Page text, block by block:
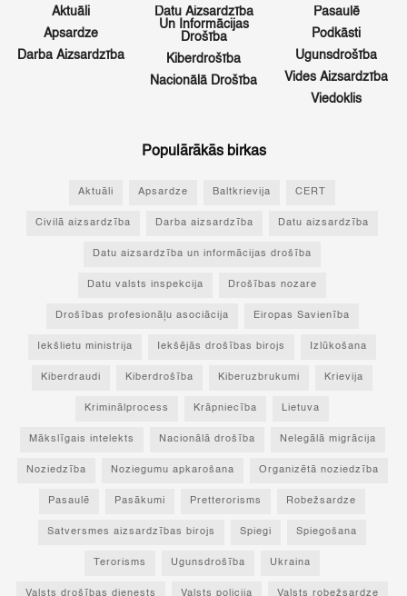
Aktuāli
Apsardze
Darba Aizsardzība
Datu Aizsardzība
Un Informācijas
Drošība
Kiberdrošība
Nacionālā Drošība
Pasaulē
Podkāsti
Ugunsdrošība
Vides Aizsardzība
Viedoklis
Populārākās birkas
Aktuāli Apsardze Baltkrievija CERT
Civilā aizsardzība Darba aizsardzība Datu aizsardzība
Datu aizsardzība un informācijas drošība
Datu valsts inspekcija Drošības nozare
Drošības profesionāļu asociācija Eiropas Savienība
Iekšlietu ministrija Iekšējās drošības birojs Izlūkošana
Kiberdraudi Kiberdrošība Kiberuzbrukumi Krievija
Kriminālprocess Krāpniecība Lietuva
Mākslīgais intelekts Nacionālā drošība Nelegālā migrācija
Noziedzība Noziegumu apkarošana Organizētā noziedzība
Pasaulē Pasākumi Pretterorisms Robežsardze
Satversmes aizsardzības birojs Spiegi Spiegošana
Terorisms Ugunsdrošība Ukraina
Valsts drošības dienests Valsts policija Valsts robežsardze